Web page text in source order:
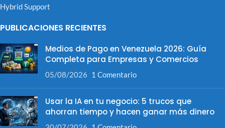
Hybrid Support
PUBLICACIONES RECIENTES
Medios de Pago en Venezuela 2026: Guía
Completa para Empresas y Comercios
05/08/2026 1 Comentario
Usar la IA en tu negocio: 5 trucos que
ahorran tiempo y hacen ganar más dinero